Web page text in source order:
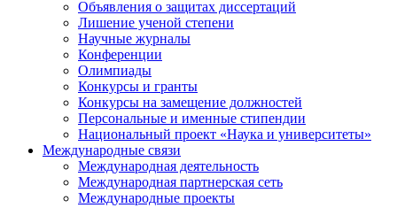
Объявления о защитах диссертаций
Лишение ученой степени
Научные журналы
Конференции
Олимпиады
Конкурсы и гранты
Конкурсы на замещение должностей
Персональные и именные стипендии
Национальный проект «Наука и университеты»
Международные связи
Международная деятельность
Международная партнерская сеть
Международные проекты